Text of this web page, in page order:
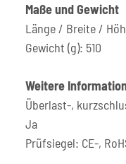
Maße und Gewicht
Länge / Breite /
Gewicht (g): 510
Weitere
Überlast-,
Ja
Prüfsiegel: CE-,